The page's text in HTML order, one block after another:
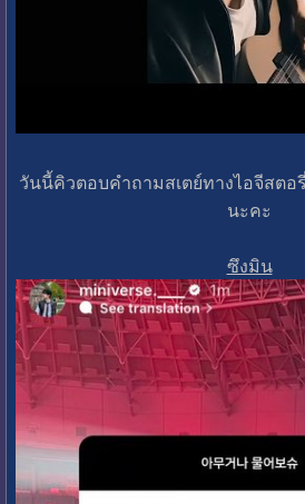
วันนี้คิวตอบคำถามสเตย์ทางไอจีสต
นะคะ
ซึงมิน